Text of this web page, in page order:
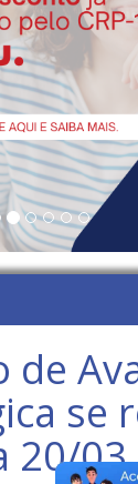
de
se
20/03